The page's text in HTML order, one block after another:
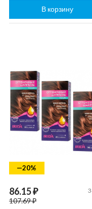
В корзину
—20%
86.15 ₽
107.69 ₽